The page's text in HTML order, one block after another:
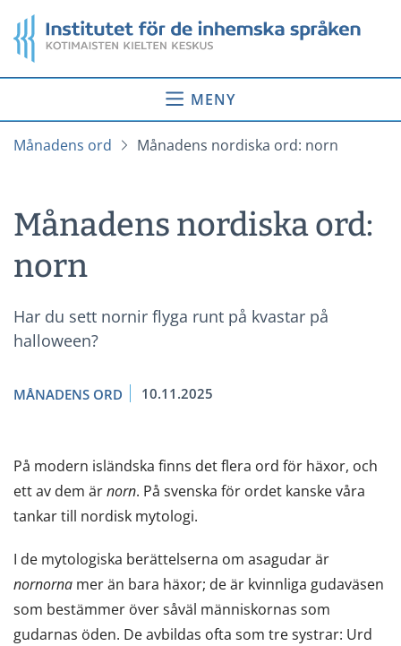
till
innehåll
Startsida
MENY
Månadens ord Månadens nordiska ord: norn
Månadens nordiska ord:
norn
Har du sett nornir flyga runt på kvastar på
halloween?
MÅNADENS ORD 10.11.2025
På modern isländska finns det flera ord för häxor, och
ett av dem ärnorn. På svenska för ordet kanske våra
tankar till nordisk mytologi.
I de mytologiska berättelserna om asagudar är
nornorna mer än bara häxor; de är kvinnliga gudaväsen
som bestämmer över såväl människornas som
gudarnas öden. De avbildas ofta som tre systrar: Urd